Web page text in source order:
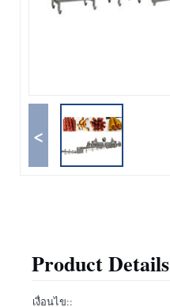
<
Product Details
เงื่อนไข::